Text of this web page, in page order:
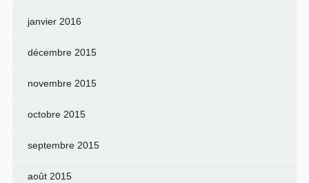
janvier 2016
décembre 2015
novembre 2015
octobre 2015
septembre 2015
août 2015